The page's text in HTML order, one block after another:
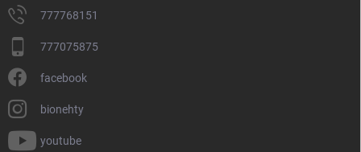
777768151
777075875
facebook
bionehty
youtube